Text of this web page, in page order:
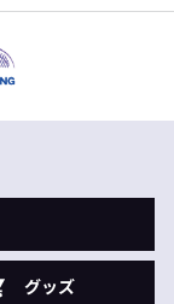
グッズ